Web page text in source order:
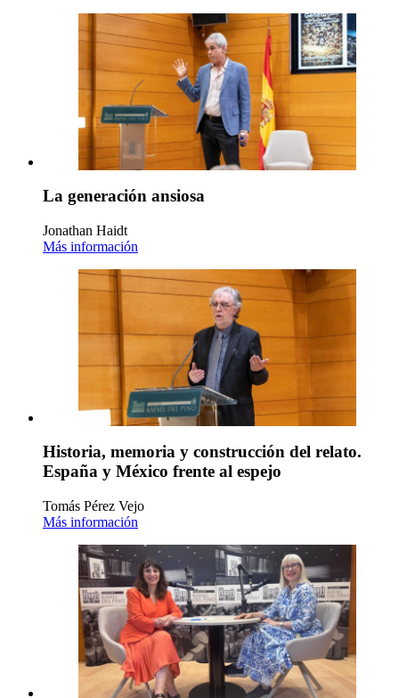
La generación ansiosa
Jonathan Haidt
Más información
Historia, memoria y construcción del relato.
España y México frente al espejo
Tomás Pérez Vejo
Más información